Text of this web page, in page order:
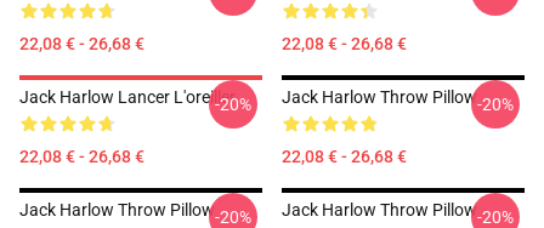
22,08 € - 26,68 € 22,08 € - 26,68 €
Jack Harlow Lancer L'oreiller
22,08 € - 26,68 €
-20% Jack Harlow Throw Pillow
22,08 € - 26,68 €
-20%
Jack Harlow Throw Pillow-20% Jack Harlow Throw Pillow-20%